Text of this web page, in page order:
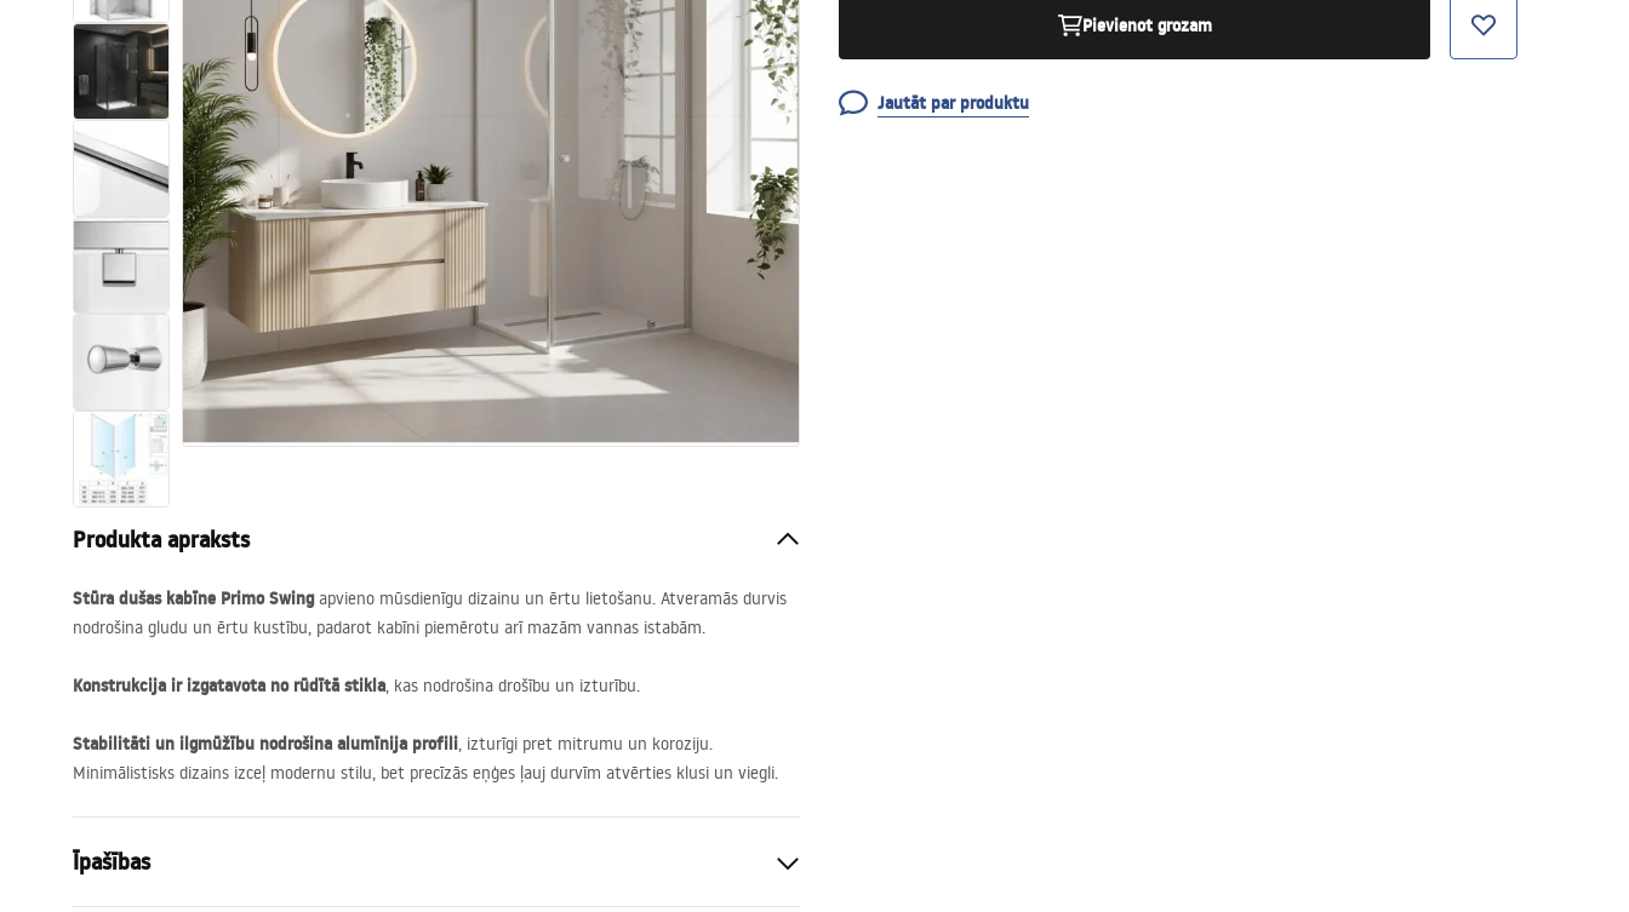
Lineāras dušas notekas
Tualetes
Izlietnes
Vannas un ekrāni
Vannas istabas jaucējkrāni
Vannas istabas dušas
Virtuve
Vannas istabas piederumi
Pievienot grozam
Jautāt par produktu
Produkta apraksts
Stūra dušas kabīne Primo Swingapvieno mūsdienīgu dizainu un ērtu lietošanu. Atveramās durvis
nodrošina gludu un ērtu kustību, padarot kabīni piemērotu arī mazām vannas istabām.
Konstrukcija ir izgatavota no rūdītā stikla, kas nodrošina drošību un izturību.
Stabilitāti un ilgmūžību nodrošina alumīnija profili, izturīgi pret mitrumu un koroziju.
Minimālistisks dizains izceļ modernu stilu, bet precīzās eņģes ļauj durvīm atvērties klusi un viegli.
Īpašības